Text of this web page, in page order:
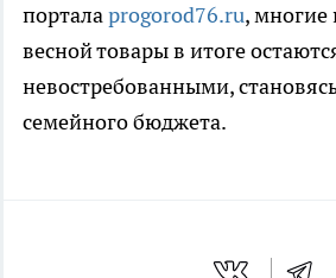
порталаprogorod76.ru, многие
весной товары в итоге
невостребованными,
семейного бюджета.